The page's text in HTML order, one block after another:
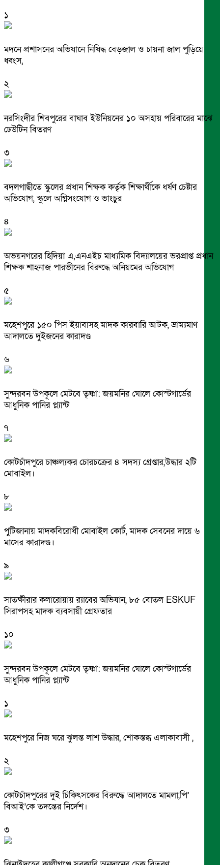
১
মদনে প্রশাসনের অভিযানে নিষিদ্ধ বেড়জাল ও চায়না জাল পুড়িয়ে
ধ্বংস,
২
নরসিংদীর শিবপুরের বাঘাব ইউনিয়নের ১০ অসহায় পরিবারের মাঝে
ঢেউটিন বিতরণ
৩
বদলগাছীতে স্কুলের প্রধান শিক্ষক কর্তৃক শিক্ষার্থীকে ধর্ষণ চেষ্টার
অভিযোগ, স্কুলে অগ্নিসংযোগ ও ভাংচুর
৪
অভয়নগরের হিদিয়া এ,এনএইচ মাধ্যমিক বিদ্যালয়ের ভরপ্রাপ্ত প্রধান
শিক্ষক শাহনাজ পারভীনের বিরুদ্ধে অনিয়মের অভিযোগ
৫
মহেশপুরে ১৫০ পিস ইয়াবাসহ মাদক কারবারি আটক, ভ্রাম্যমাণ
আদালতে দুইজনের কারাদণ্ড
৬
সুন্দরবন উপকূলে মেটবে তৃষ্ণা: জয়মনির ঘোলে কোস্টগার্ডের
আধুনিক পানির প্ল্যান্ট
৭
কোটচাঁদপুরে চাঞ্চল্যকর চোরচক্রের ৪ সদস্য গ্রেপ্তার,উদ্ধার ২টি
মোবাইল।
৮
পুটিজানায় মাদকবিরোধী মোবাইল কোর্ট, মাদক সেবনের দায়ে ৬
মাসের কারাদণ্ড।
৯
সাতক্ষীরার কলারোয়ায় র‍্যাবের অভিযান, ৮৫ বোতল ESKUF
সিরাপসহ মাদক ব্যবসায়ী গ্রেফতার
১০
সুন্দরবন উপকূলে মেটবে তৃষ্ণা: জয়মনির ঘোলে কোস্টগার্ডের
আধুনিক পানির প্ল্যান্ট
১
মহেশপুরে নিজ ঘরে ঝুলন্ত লাশ উদ্ধার, শোকস্তব্ধ এলাকাবাসী ,
২
কোটচাঁদপুরের দুই চিকিৎসকের বিরুদ্ধে আদালতে মামলা,পি’
বিআই’কে তদন্তের নির্দেশ।
৩